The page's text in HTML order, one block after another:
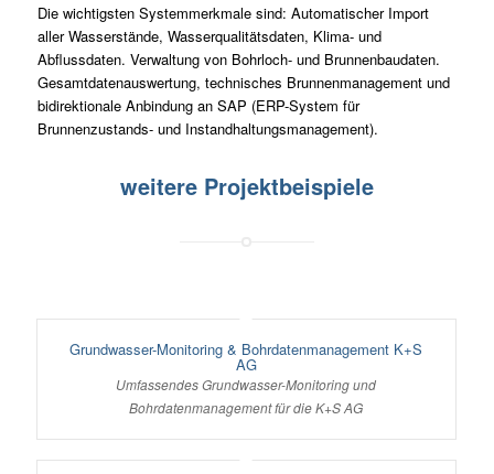
Die wichtigsten Systemmerkmale sind: Automatischer Import
aller Wasserstände, Wasserqualitätsdaten, Klima- und
Abflussdaten. Verwaltung von Bohrloch- und Brunnenbaudaten.
Gesamtdatenauswertung, technisches Brunnenmanagement und
bidirektionale Anbindung an SAP (ERP-System für
Brunnenzustands- und Instandhaltungsmanagement).
weitere Projektbeispiele
Grundwasser-Monitoring & Bohrdatenmanagement K+S
AG
Umfassendes Grundwasser-Monitoring und
Bohrdatenmanagement für die K+S AG